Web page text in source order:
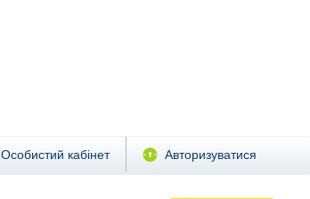
Особистий кабінет Авторизуватися